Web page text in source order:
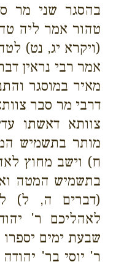
בהסגר שני מר
טהור אמר ליה
(ויקרא יג, נט)
אמר רבי נראין
מאיר במוסגר
דרבי מר סבר
צוותא דאשתו
מותר בתשמיש
ח) וישב מחוץ
בתשמיש המטה
(דברים ה, ל)
לאהליכם ר'
שבעת ימים יספרו
ר' יוסי בר'